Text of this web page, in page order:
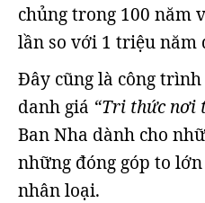
chủng trong 100 năm
lần so với 1 triệu năm
Đây cũng là công
danh giá “Tri thức nơi
Ban Nha dành cho
những đóng góp to
nhân loại.